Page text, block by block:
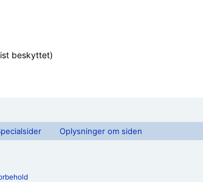
beskyttet)
Oplysninger om siden